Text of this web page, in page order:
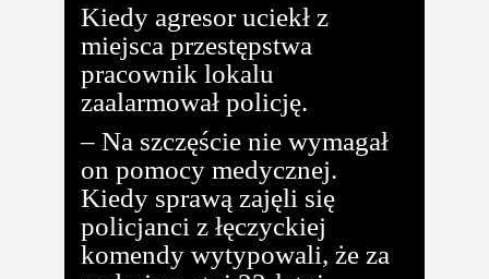
Kiedy agresor uciekł z
miejsca przestępstwa
pracownik lokalu
zaalarmował policję.
– Na szczęście nie wymagał
on pomocy medycznej.
Kiedy sprawą zajęli się
policjanci z łęczyckiej
komendy wytypowali, że za